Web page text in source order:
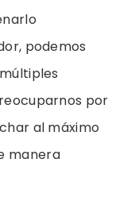
podemos
por
al máximo
manera